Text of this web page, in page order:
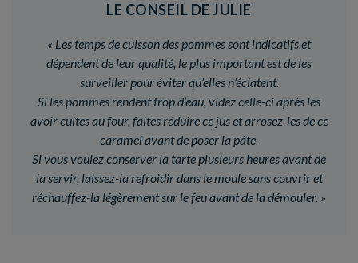
LE CONSEIL DE JULIE
« Les temps de cuisson des pommes sont indicatifs et
dépendent de leur qualité, le plus important est de les
surveiller pour éviter qu’elles n’éclatent.
Si les pommes rendent trop d’eau, videz celle-ci après les
avoir cuites au four, faites réduire ce jus et arrosez-les de ce
caramel avant de poser la pâte.
Si vous voulez conserver la tarte plusieurs heures avant de
la servir, laissez-la refroidir dans le moule sans couvrir et
réchauffez-la légèrement sur le feu avant de la démouler. »